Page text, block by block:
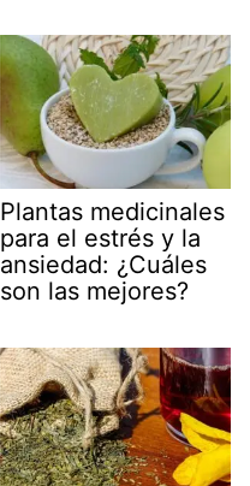
Plantas medicinales
para el estrés y la
ansiedad: ¿Cuáles
son las mejores?